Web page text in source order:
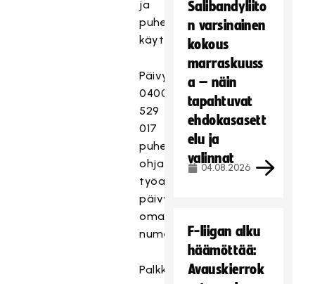
ja
puhelimen
käyttöä.
Päivystyspuhelimen
0400-
529
017
puhelut
ohjataan
työaikana
päivystäjän
omaan
numeroon.
Palkka
Salibandyliito
n varsinainen
kokous
marraskuuss
a – näin
tapahtuvat
ehdokasasett
elu ja
valinnat
04.08.2026
F-liigan alku
häämöttää:
Avauskierrok